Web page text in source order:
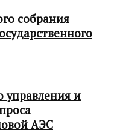
собрания
управления и
АЭС